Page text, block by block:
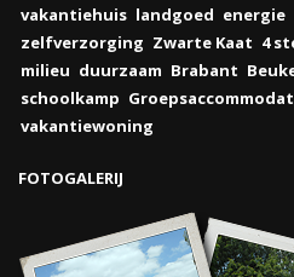
vakantiehuis landgoed energie
zelfverzorging Zwarte Kaat 4
milieu duurzaam Brabant
schoolkamp
vakantiewoning
FOTOGALERIJ